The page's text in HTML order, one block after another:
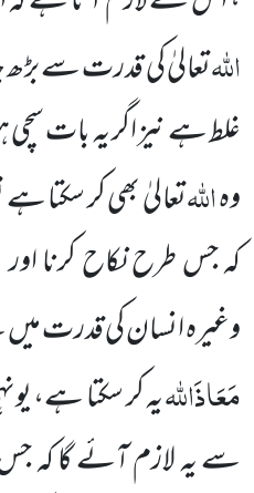
اللہتعالیٰ کی قدرت سے
غلط ہے نیز اگر یہ بات سچی
وہاللہتعالیٰ بھی کر سکتا
کہ جس طرح نکاح کرنا
وغیرہ انسان کی قدرت
مَعَاذَاللہیہ کر سکتا ہے،
سے یہ لازم آئے گا کہ